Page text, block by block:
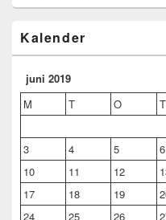
Kalender
juni 2019
M
T O T
3
4 5 6
10
11 12
17
18 19
24
25 26